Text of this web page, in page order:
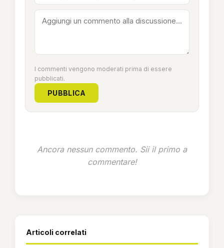
I commenti vengono moderati prima di essere
pubblicati.
PUBBLICA
Ancora nessun commento. Sii il primo a
commentare!
Articoli correlati